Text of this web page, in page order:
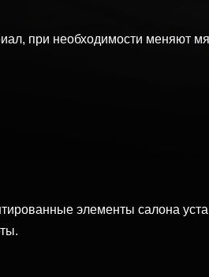
при необходимости меняют
элементы салона